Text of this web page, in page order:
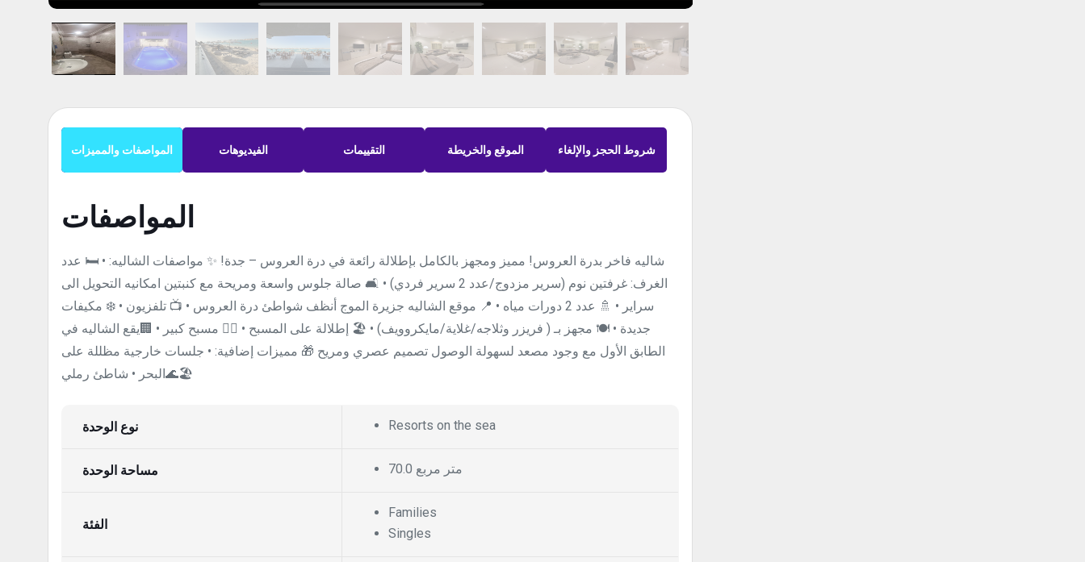
المواصفات والمميزات الفيديوهات التقييمات الموقع والخريطة شروط الحجز والإلغاء
المواصفات
شاليه فاخر بدرة العروس! مميز ومجهز بالكامل بإطلالة رائعة في درة العروس – جدة! ✨ مواصفات الشاليه: • 🛏️ عدد
الغرف: غرفتين نوم (سرير مزدوج/عدد 2 سرير فردي) • 🛋️ صالة جلوس واسعة ومريحة مع كنبتين امكانيه التحويل الى
سراير • 🚿 عدد 2 دورات مياه • 📍 موقع الشاليه جزيرة الموج أنظف شواطئ درة العروس • 📺 تلفزيون • ❄️ مكيفات
جديدة • 🍽️ مجهز بـ ( فريزر وثلاجه/غلاية/مايكروويف) • 🏖️ إطلالة على المسبح • 🏊‍♂️ مسبح كبير • 🏢يقع الشاليه في
الطابق الأول مع وجود مصعد لسهولة الوصول تصميم عصري ومريح 🎁 مميزات إضافية: • جلسات خارجية مظللة على
البحر • شاطئ رملي🌊🏖️
نوع الوحدة Resorts on the sea
مساحة الوحدة 70.0 متر مربع
الفئة
Families
Singles